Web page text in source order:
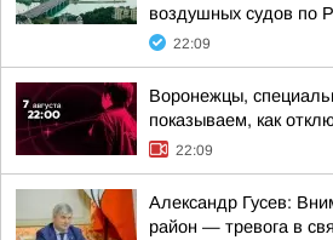
воздушных судов по
22:09
Воронежцы,
показываем, как
22:09
Александр Гусев:
район — тревога в